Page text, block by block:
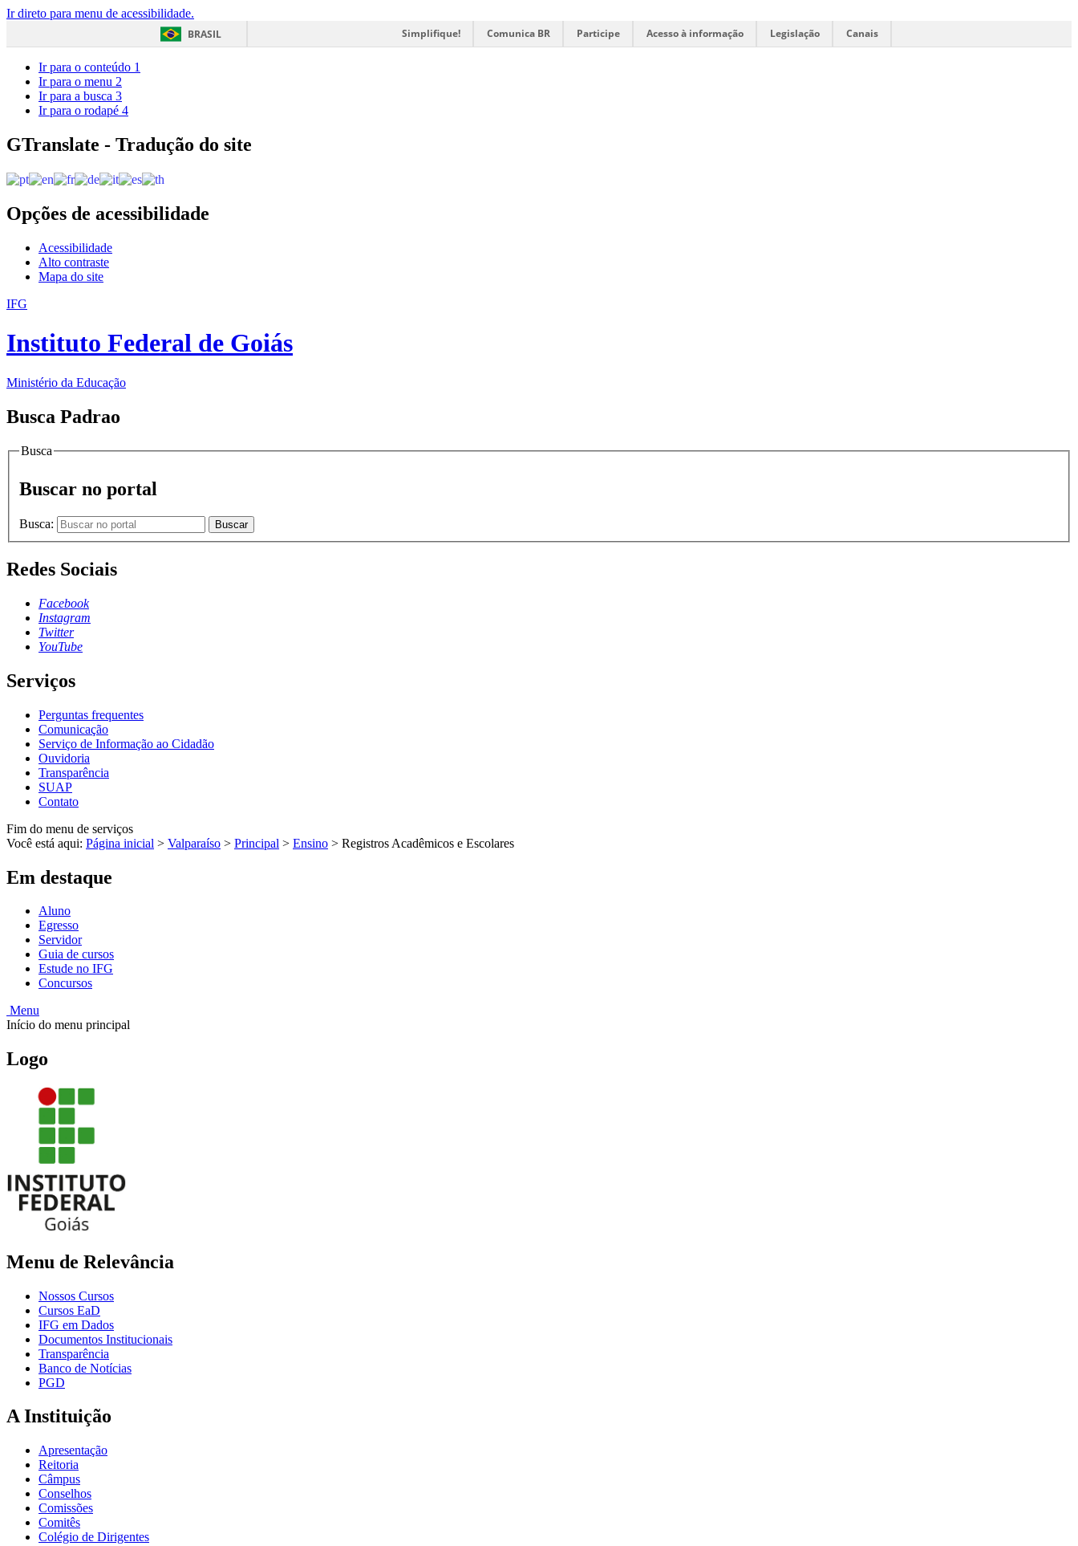
Ir direto para menu de acessibilidade.
BRASIL
Simplifique! Comunica BR Participe Acesso à informação Legislação Canais
Ir para o conteúdo 1
Ir para o menu 2
Ir para a busca 3
Ir para o rodapé 4
GTranslate - Tradução do site
Opções de acessibilidade
Acessibilidade
Alto contraste
Mapa do site
IFG
Instituto Federal de Goiás
Ministério da Educação
Busca Padrao
Busca
Buscar no portal
Busca: Buscar
Redes Sociais
Facebook
Instagram
Twitter
YouTube
Serviços
Perguntas frequentes
Comunicação
Serviço de Informação ao Cidadão
Ouvidoria
Transparência
SUAP
Contato
Fim do menu de serviços
Você está aqui: Página inicial > Valparaíso > Principal > Ensino > Registros Acadêmicos e Escolares
Em destaque
Aluno
Egresso
Servidor
Guia de cursos
Estude no IFG
Concursos
Menu
Início do menu principal
Logo
Menu de Relevância
Nossos Cursos
Cursos EaD
IFG em Dados
Documentos Institucionais
Transparência
Banco de Notícias
PGD
A Instituição
Apresentação
Reitoria
Câmpus
Conselhos
Comissões
Comitês
Colégio de Dirigentes